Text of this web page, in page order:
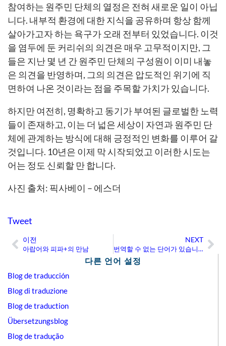
다른 언어 설정
Blog de traducción
Blog di traduzione
Blog de traduction
Übersetzungsblog
Blog de tradução
참여하는 원주민 단체의 열정은 전혀 새로운 일이 아닙
니다. 내부적 환경에 대한 지식을 공유하며 항상 함께
살아가고자 하는 욕구가 오래 전부터 있었습니다. 이것
을 염두에 둔 커리쉬의 의견은 매우 고무적이지만, 그
들은 지난 몇 년 간 원주민 단체의 구성원이 이미 내놓
은 의견을 반영하며, 그의 의견은 압도적인 위기에 직
면하여 나온 것이라는 점을 주목할 가치가 있습니다.
하지만 여전히, 명확하고 동기가 부여된 글로벌한 노력
들이 존재하고, 이는 더 넓은 세상이 자연과 원주민 단
체에 관계하는 방식에 대해 긍정적인 변화를 이루어 갈
것입니다. 10년은 이제 막 시작되었고 이러한 시도는
어는 정도 신뢰할 만 합니다.
사진 출처: 픽사베이 – 에스더
Tweet
Prev
이전
아랍어와 피파+의 만남
NEXT
번역할 수 없는 단어가 있습니까?